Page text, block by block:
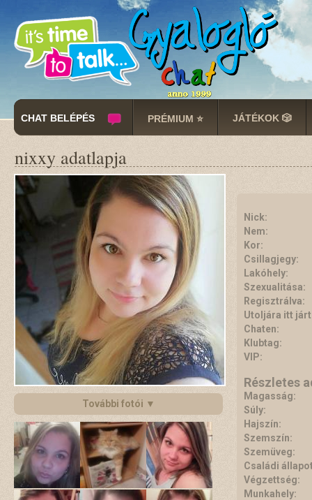
CHAT BELÉPÉS PRÉMIUM ⭐ JÁTÉKOK 🎲
nixxy adatlapja
További fotói ▼
Nick:
Nem:
Kor:
Csillagjegy:
Lakóhely:
Szexualitása:
Regisztrálva:
Utoljára itt
Chaten:
Klubtag:
VIP:
Részletes
Magasság:
Súly:
Hajszín:
Szemszín:
Szemüveg:
Családi
Végzettség:
Munkahely: